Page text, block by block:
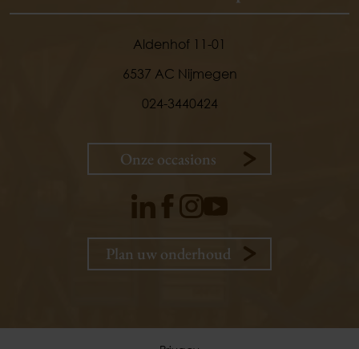
Aldenhof 11-01
6537 AC Nijmegen
024-3440424
Onze occasions
Plan uw onderhoud
9,1
klantenvertellen
Plan uw onderhoud